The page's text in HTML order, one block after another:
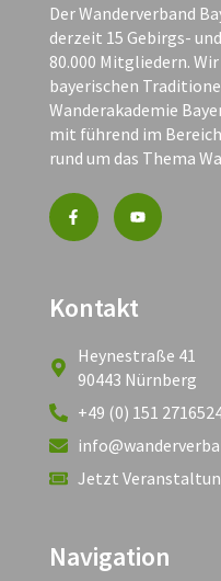
Der Wanderverband
derzeit 15 Gebirgs-
80.000 Mitgliedern.
bayerischen
Wanderakademie
mit führend im
rund um das Thema
Kontakt
Heynestraße 41
90443 Nürnberg
+49 (0) 151
Jetzt
Navigation